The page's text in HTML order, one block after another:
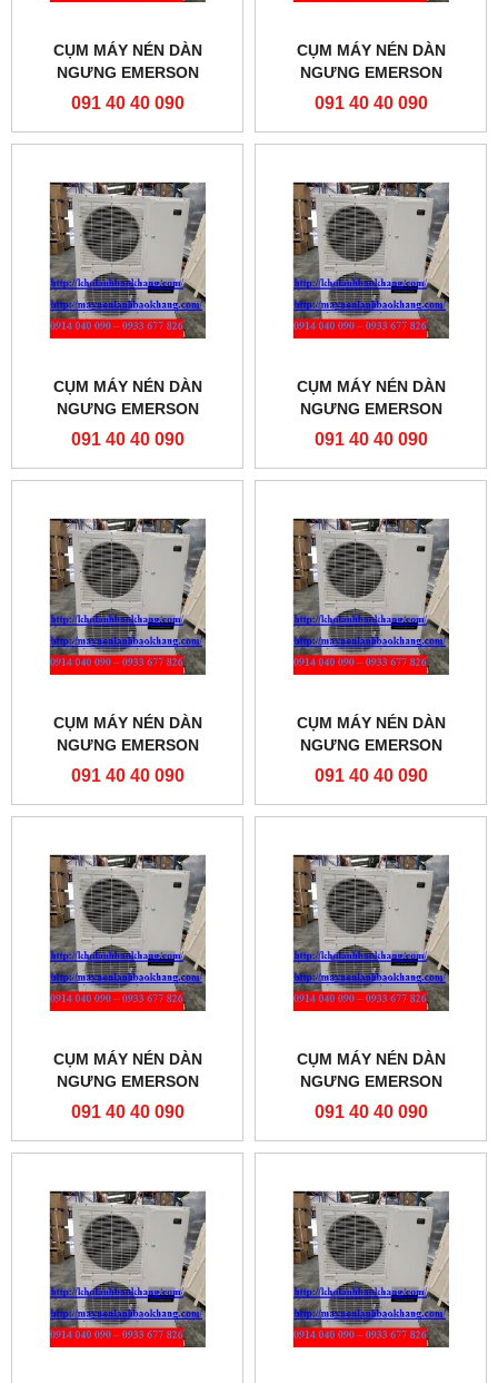
CỤM MÁY NÉN DÀN
NGƯNG EMERSON
091 40 40 090
CỤM MÁY NÉN DÀN
NGƯNG EMERSON
ZXL075E-TFD-451
091 40 40 090
CỤM MÁY NÉN DÀN
NGƯNG EMERSON
ZXL0750-TFD-451
091 40 40 090
CỤM MÁY NÉN DÀN
NGƯNG EMERSON
ZXL060E-TFD-451
091 40 40 090
CỤM MÁY NÉN DÀN
NGƯNG EMERSON
ZXL0600-TFD-451
091 40 40 090
CỤM MÁY NÉN DÀN
NGƯNG EMERSON
ZXL050E-TFD-451
091 40 40 090
CỤM MÁY NÉN DÀN
NGƯNG EMERSON
ZXL0500-TFD-451
091 40 40 090
CỤM MÁY NÉN DÀN
NGƯNG EMERSON
ZXL040E-TFD-451
091 40 40 090